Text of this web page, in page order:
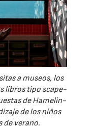
a museos, los
libros tipo scape-
de Hamelin-
de los niños
de verano.